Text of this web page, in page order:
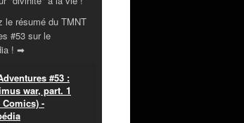
le résumé du TMNT
#53 sur le
! ➡
#53 :
war, part. 1
-